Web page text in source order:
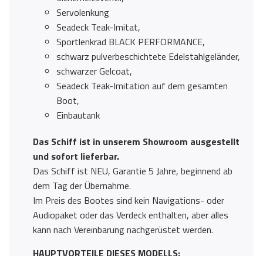
Servolenkung
Seadeck Teak-Imitat,
Sportlenkrad BLACK PERFORMANCE,
schwarz pulverbeschichtete Edelstahlgeländer,
schwarzer Gelcoat,
Seadeck Teak-Imitation auf dem gesamten
Boot,
Einbautank
Das Schiff ist in unserem Showroom ausgestellt
und sofort lieferbar.
Das Schiff ist NEU, Garantie 5 Jahre, beginnend ab
dem Tag der Übernahme.
Im Preis des Bootes sind kein Navigations- oder
Audiopaket oder das Verdeck enthalten, aber alles
kann nach Vereinbarung nachgerüstet werden.
HAUPTVORTEILE DIESES MODELLS: